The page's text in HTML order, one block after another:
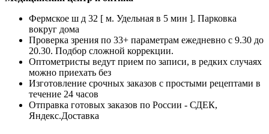
Фермское ш д 32 [ м. Удельная в 5 мин ]. Парковка
вокруг дома
Проверка зрения по 33+ параметрам ежедневно с 9.30 до
20.30. Подбор сложной коррекции.
Оптометристы ведут прием по записи, в редких случаях
можно приехать без
Изготовление срочных заказов с простыми рецептами в
течение 24 часов
Отправка готовых заказов по России - СДЕК,
Яндекс.Доставка